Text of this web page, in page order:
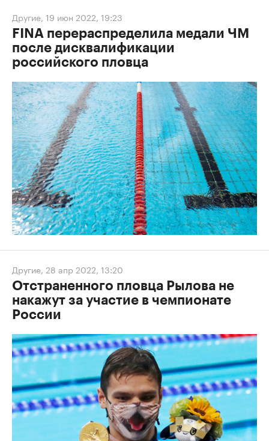
Другие, 19 июн 2022, 19:23
FINA перераспределила медали ЧМ
после дисквалификации
российского пловца
Другие, 28 апр 2022, 13:20
Отстраненного пловца Рылова не
накажут за участие в чемпионате
России